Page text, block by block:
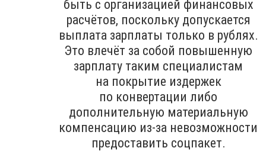
быть с организацией финансовых
расчётов, поскольку допускается
выплата зарплаты только в рублях.
Это влечёт за собой повышенную
зарплату таким специалистам
на покрытие издержек
по конвертации либо
дополнительную материальную
компенсацию из-за невозможности
предоставить соцпакет.